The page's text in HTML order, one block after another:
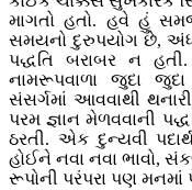
માગતો હતો. હવે હું
સમયનો દુરુપયોગ છે,
પદ્ધતિ બરાબર ન
નામરૂપવાળા જુદા
સંસર્ગમાં આવવાથી થનારી
પરમ જ્ઞાન મેળવવાની
ઠરતી. એક દુન્યવી
હોઈને નવા નવા ભાવો,
રૂપોની પરંપરા પણ મનમાં